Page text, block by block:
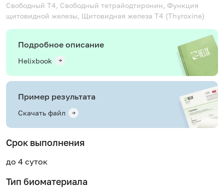
Свободный Т4, Свободный тетрайодтиронин, Функция
щитовидной железы, Щитовидная железа T4 (Thyroxine)
Подробное описание
Helixbook
Пример результата
Скачать файл
Срок выполнения
до 4 суток
Тип биоматериала